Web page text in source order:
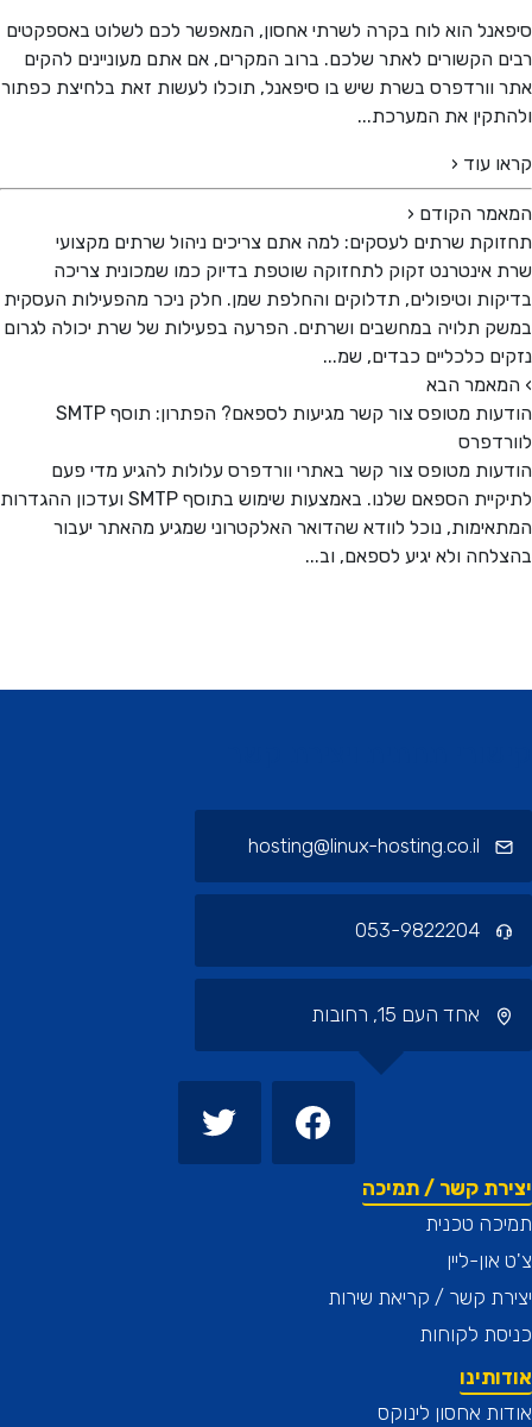
הוא לוח בקרה לשרתי אחסון, המאפשר לכם לשלוט באספקטים
הקשורים לאתר שלכם. ברוב המקרים, אם אתם מעוניינים להקים
וורדפרס בשרת שיש בו סיפאנל, תוכלו לעשות זאת בלחיצת כפתור
את המערכת...
עוד ‹
הקודם ‹
שרתים לעסקים: למה אתם צריכים ניהול שרתים מקצועי
אינטרנט זקוק לתחזוקה שוטפת בדיוק כמו שמכונית צריכה
וטיפולים, תדלוקים והחלפת שמן. חלק ניכר מהפעילות העסקית
תלויה במחשבים ושרתים. הפרעה בפעילות של שרת יכולה לגרום
כלכליים כבדים, שמ...
הבא
הודעות מטופס צור קשר מגיעות לספאם? הפתרון: תוסף SMTP
מטופס צור קשר באתרי וורדפרס עלולות להגיע מדי פעם
לתיקיית הספאם שלנו. באמצעות שימוש בתוסף SMTP ועדכון ההגדרות
נוכל לוודא שהדואר האלקטרוני שמגיע מהאתר יעבור
ולא יגיע לספאם, וב...
hosting@linux-hosting.co.il
053-9822204
אחד העם 15, רחובות
קשר / תמיכה
טכנית
ליין
קשר / קריאת שירות
לקוחות
אחסון לינוקס